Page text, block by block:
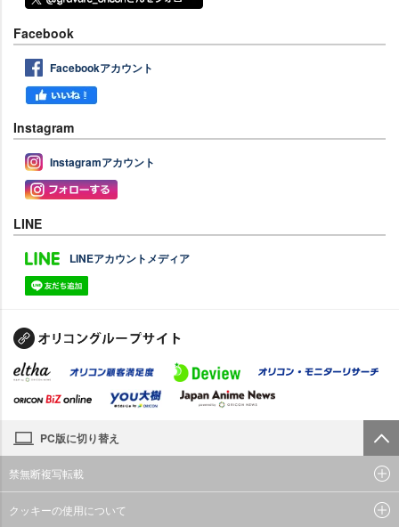
Facebook
Facebookアカウント
Instagram
Instagramアカウント
LINE
LINEアカウントメディア
PC版に切り替え
禁無断複写転載
クッキーの使用について